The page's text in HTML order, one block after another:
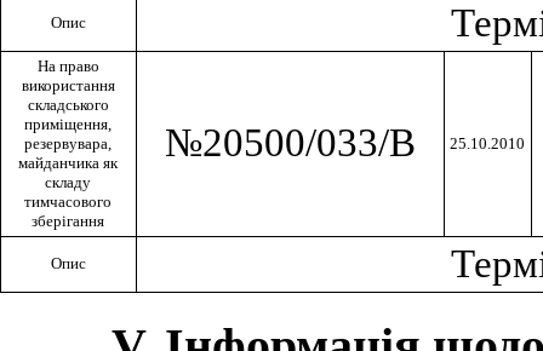
Опис
На право
використання
складського
примiщення,
резервувара,
майданчика як
складу
тимчасового
зберiгання
№20500/033/В 25.10.2010
Опис